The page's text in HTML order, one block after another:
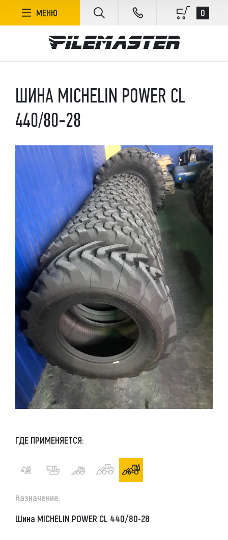
МЕНЮ 0
ШИНА MICHELIN POWER CL
440/80-28
ГДЕ ПРИМЕНЯЕТСЯ:
Назначение:
Шина MICHELIN POWER CL 440/80-28